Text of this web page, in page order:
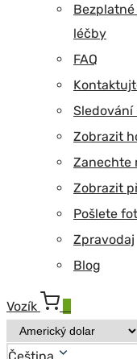
léčby
FAQ
Sledování
Zobrazit
Zanechte
Zobrazit
Pošlete
Zpravodaj
Blog
Vozík
Čeština